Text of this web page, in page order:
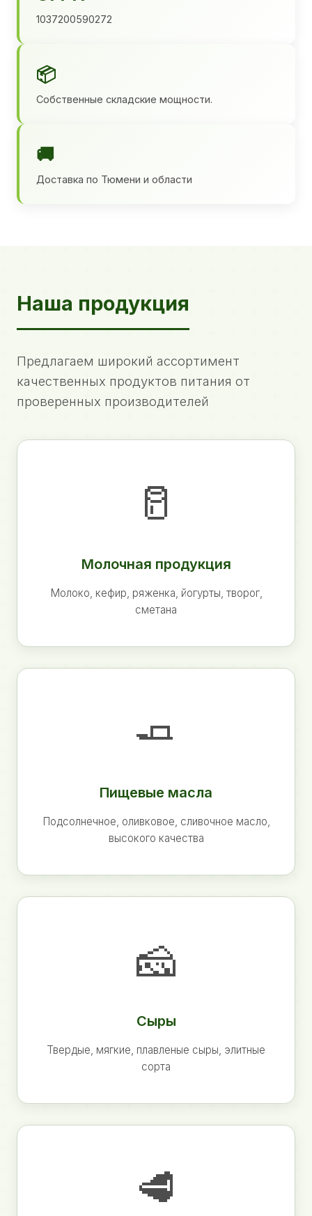
1037200590272
📦
Собственные складские мощности.
🚚
Доставка по Тюмени и области
Наша продукция
Предлагаем широкий ассортимент
качественных продуктов питания от
проверенных производителей
🥛
Молочная продукция
Молоко, кефир, ряженка, йогурты, творог,
сметана
🧈
Пищевые масла
Подсолнечное, оливковое, сливочное масло,
высокого качества
🧀
Сыры
Твердые, мягкие, плавленые сыры, элитные
сорта
🥩